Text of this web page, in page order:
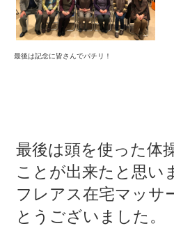
最後は記念に皆さんでパチリ！
最後は頭を使った体
ことが出来たと思い
フレアス在宅マッサ
とうございました。